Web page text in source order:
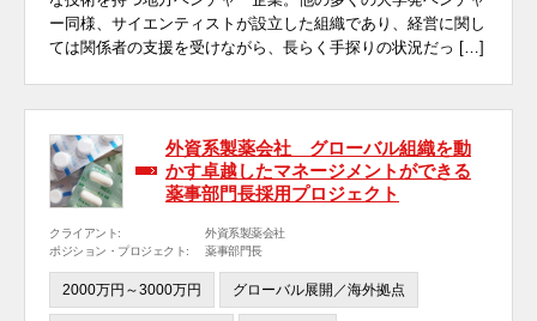
ー同様、サイエンティストが設立した組織であり、経営に関し
ては関係者の支援を受けながら、長らく手探りの状況だっ […]
外資系製薬会社 グローバル組織を動
かす卓越したマネージメントができる
薬事部門長採用プロジェクト
クライアント:
外資系製薬会社
ポジション・プロジェクト:
薬事部門長
2000万円～3000万円 グローバル展開／海外拠点